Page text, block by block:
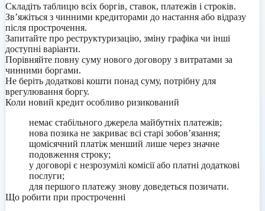
Складіть таблицю всіх боргів, ставок, платежів і строків.
Зв’яжіться з чинними кредиторами до настання або відразу
після прострочення.
Запитайте про реструктуризацію, зміну графіка чи інші
доступні варіанти.
Порівняйте повну суму нового договору з витратами за
чинними боргами.
Не беріть додаткові кошти понад суму, потрібну для
врегулювання боргу.
Коли новий кредит особливо ризикований
немає стабільного джерела майбутніх платежів;
нова позика не закриває всі старі зобов’язання;
щомісячний платіж менший лише через значне
подовження строку;
у договорі є незрозумілі комісії або платні додаткові
послуги;
для першого платежу знову доведеться позичати.
Що робити при простроченні